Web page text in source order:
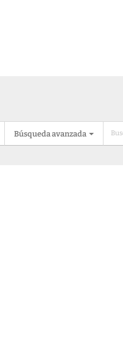
Búsqueda avanzada